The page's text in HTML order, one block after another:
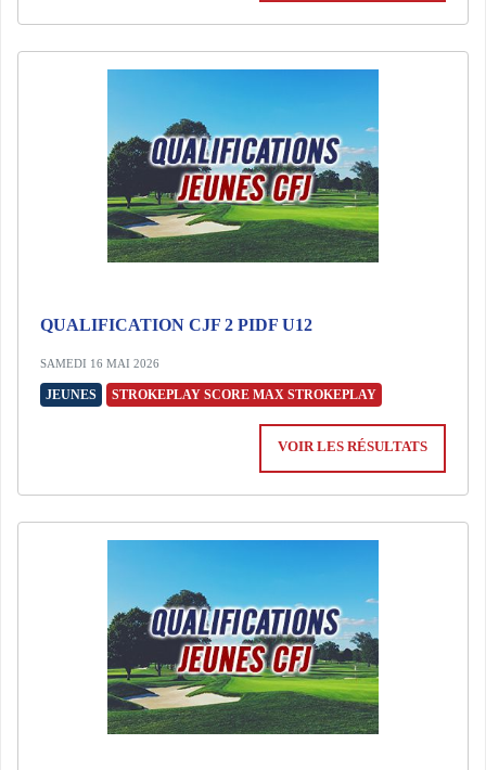
QUALIFICATION CJF 2 PIDF U12
SAMEDI 16 MAI 2026
JEUNES STROKEPLAY SCORE MAX STROKEPLAY
VOIR LES RÉSULTATS